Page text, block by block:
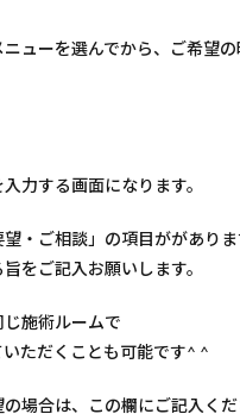
ニューを選んでから、ご希望
力する画面になります。
・ご相談」の項目ががありま
をご記入お願いします。
施術ルームで
ただくことも可能です^ ^
場合は、この欄にご記入くだ